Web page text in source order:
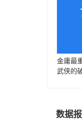
金庸最
武侠的
数据